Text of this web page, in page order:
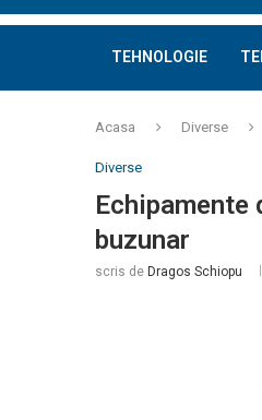
TEHNOLOGIE
Acasa Diverse
Diverse
Echipamente
buzunar
scris de Dragos Schiopu